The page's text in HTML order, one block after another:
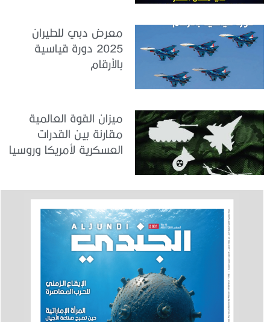
معرض دبي للطيران
2025 دورة قياسية
بالأرقام
ميزان القوة العالمية
مقارنة بين القدرات
العسكرية لأمريكا وروسيا